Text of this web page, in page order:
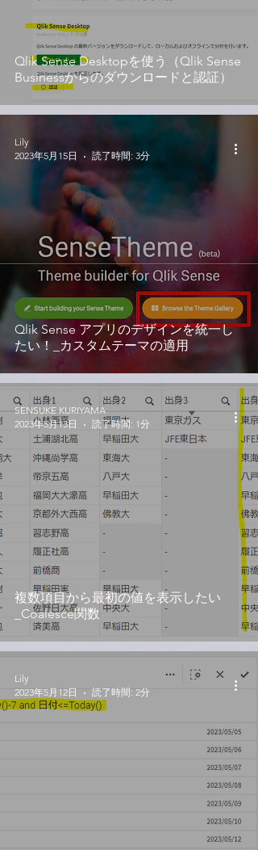
Qlik Sense Desktopを使う（Qlik Sense
Businessからのダウンロードと認証）
Qlik Sense アプリのデザインを統一し
たい！_カスタムテーマの適用
Lily
2023年5月15日
読了時間: 3分
複数項目から最初の値を表示したい
_Coalesce関数
SENSUKE KURIYAMA
2023年5月13日
読了時間: 1分
Lily
2023年5月12日
読了時間: 2分